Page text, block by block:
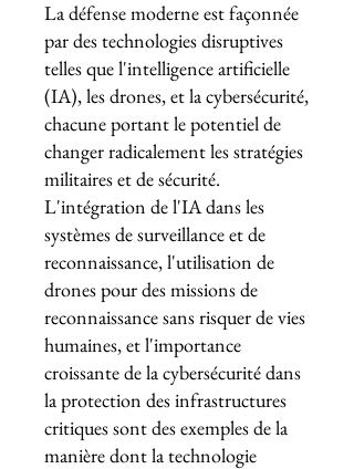
La défense moderne est façonnée
par des technologies disruptives
telles que l'intelligence artificielle
(IA), les drones, et la cybersécurité,
chacune portant le potentiel de
changer radicalement les stratégies
militaires et de sécurité.
L'intégration de l'IA dans les
systèmes de surveillance et de
reconnaissance, l'utilisation de
drones pour des missions de
reconnaissance sans risquer de vies
humaines, et l'importance
croissante de la cybersécurité dans
la protection des infrastructures
critiques sont des exemples de la
manière dont la technologie